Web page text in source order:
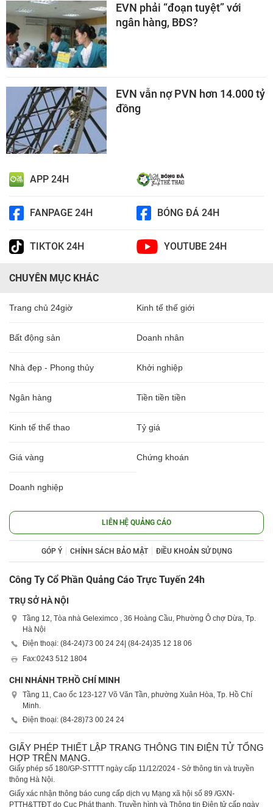
EVN phải “đoạn tuyệt” với
ngân hàng, BĐS?
EVN vẫn nợ PVN hơn 14.000 tỷ
đồng
APP 24H
FANPAGE 24H BÓNG ĐÁ 24H
TIKTOK 24H YOUTUBE 24H
CHUYÊN MỤC KHÁC
Trang chủ 24giờ Kinh tế thế giới
Bất động sản Doanh nhân
Nhà đẹp - Phong thủy Khởi nghiệp
Ngân hàng Tiền tiền tiền
Kinh tế thể thao Tỷ giá
Giá vàng Chứng khoán
Doanh nghiệp
LIÊN HỆ QUẢNG CÁO
GÓP Ý CHÍNH SÁCH BẢO MẬT ĐIỀU KHOẢN SỬ DỤNG
Công Ty Cổ Phần Quảng Cáo Trực Tuyến 24h
TRỤ SỞ HÀ NỘI
Tầng 12, Tòa nhà Geleximco , 36 Hoàng Cầu, Phường Ô chợ Dừa, Tp.
Hà Nội
Điện thoại: (84-24)73 00 24 24 | (84-24)35 12 18 06
Fax:0243 512 1804
CHI NHÁNH TP.HỒ CHÍ MINH
Tầng 11, Cao ốc 123-127 Võ Văn Tần, phường Xuân Hòa, Tp. Hồ Chí
Minh.
Điện thoại: (84-28)73 00 24 24
GIẤY PHÉP THIẾT LẬP TRANG THÔNG TIN ĐIỆN TỬ TỔNG
HỢP TRÊN MẠNG.
Giấy phép số 180/GP-STTTT ngày cấp 11/12/2024 - Sở thông tin và truyền
thông Hà Nội.
Giấy xác nhận thông báo cung cấp dịch vụ Mạng xã hội số 89 /GXN-
PTTH&TTĐT do Cục Phát thanh, Truyền hình và Thông tin Điện tử cấp ngày